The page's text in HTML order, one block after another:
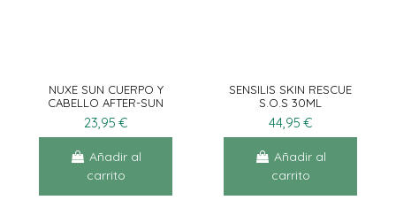
NUXE SUN CUERPO Y
CABELLO AFTER-SUN
750ML
23,95 €
Añadir al
carrito
SENSILIS SKIN RESCUE
S.O.S 30ML
44,95 €
Añadir al
carrito